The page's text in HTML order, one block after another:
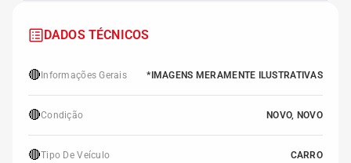
DADOS TÉCNICOS
🔴 Informações Gerais *IMAGENS MERAMENTE ILUSTRATIVAS
🔴Condição NOVO, NOVO
🔴Tipo De Veículo CARRO